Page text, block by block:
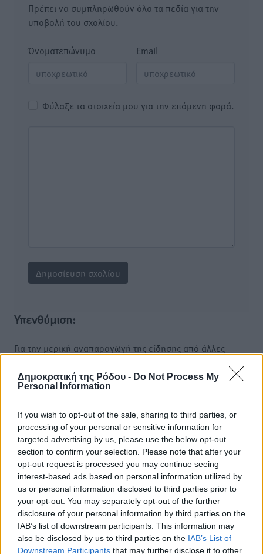
Δημοκρατική της Ρόδου - Do Not Process My
Personal Information
If you wish to opt-out of the sale, sharing to third parties, or
processing of your personal or sensitive information for
targeted advertising by us, please use the below opt-out
section to confirm your selection. Please note that after your
opt-out request is processed you may continue seeing
interest-based ads based on personal information utilized by
us or personal information disclosed to third parties prior to
your opt-out. You may separately opt-out of the further
disclosure of your personal information by third parties on the
IAB’s list of downstream participants. This information may
also be disclosed by us to third parties on the IAB’s List of
Downstream Participants that may further disclose it to other
Πρέπει να συμπληρωθούν όλα τα πεδία για την
υποβολή του σχολίου.
Όνοματεπώνυμο Email
Φύλαξε τα στοιχεία μου για την επόμενη φορά.
Υπενθύμιση:
Για την μερική αναπαραγωγή της είδησης από άλλες
παρεχόμενου συνδέσμου παραπομπής προς το άρθρο
της Δημοκρατικής.
o καιρός τώρα:
30°
αίθριος καιρός
76%
11km/h
Β-ΒΑ